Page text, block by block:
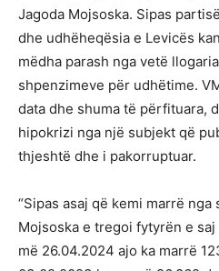
Jagoda Mojsoska. Sipas
dhe udhëheqësia e Levicës
mëdha parash nga vetë
shpenzimeve për udhëtime.
data dhe shuma të përfituara,
hipokrizi nga një subjekt që
thjeshtë dhe i pakorruptuar.
“Sipas asaj që kemi marrë
Mojsoska e tregoi fytyrën e
më 26.04.2024 ajo ka marrë